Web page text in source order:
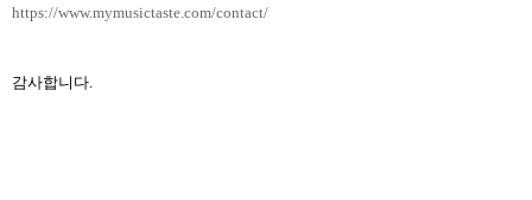
https://www.mymusictaste.com/contact/
감사합니다